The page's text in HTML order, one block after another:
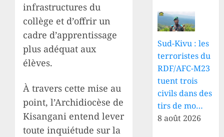
infrastructures du
collège et d’offrir un
cadre d’apprentissage
plus adéquat aux
élèves.
À travers cette mise au
point, l’Archidiocèse de
Kisangani entend lever
toute inquiétude sur la
Sud-Kivu : les
terroristes du
RDF/AFC-M23
tuent trois
civils dans des
tirs de mo…
8 août 2026